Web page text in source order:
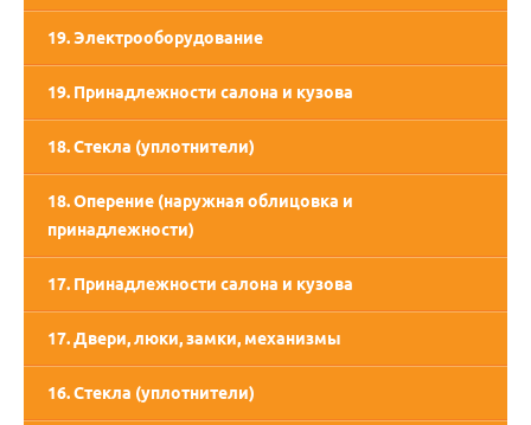
19. Электрооборудование
19. Принадлежности салона и кузова
18. Стекла (уплотнители)
18. Оперение (наружная облицовка и
принадлежности)
17. Принадлежности салона и кузова
17. Двери, люки, замки, механизмы
16. Стекла (уплотнители)